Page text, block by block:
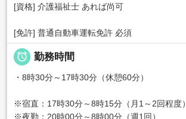
[資格] 介護福祉士 あれば尚可
[免許] 普通自動車運転免許 必須
 勤務時間
・8時30分～17時30分（休憩60分）
※宿直：17時30分～8時15分（月1～2回程度）
※夜勤：20時00分～8時00分（週1回）